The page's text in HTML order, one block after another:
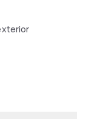
Mashreq